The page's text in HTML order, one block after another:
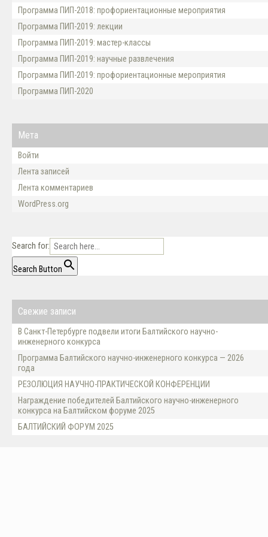
Программа ПИП-2018: профориентационные мероприятия
Программа ПИП-2019: лекции
Программа ПИП-2019: мастер-классы
Программа ПИП-2019: научные развлечения
Программа ПИП-2019: профориентационные мероприятия
Программа ПИП-2020
Мета
Войти
Лента записей
Лента комментариев
WordPress.org
Search for:
Search Button
Свежие записи
В Санкт-Петербурге подвели итоги Балтийского научно-
инженерного конкурса
Программа Балтийского научно-инженерного конкурса — 2026
года
РЕЗОЛЮЦИЯ НАУЧНО-ПРАКТИЧЕСКОЙ КОНФЕРЕНЦИИ
Награждение победителей Балтийского научно-инженерного
конкурса на Балтийском форуме 2025
БАЛТИЙСКИЙ ФОРУМ 2025